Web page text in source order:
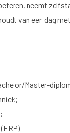
neemt
van een dag
Master-